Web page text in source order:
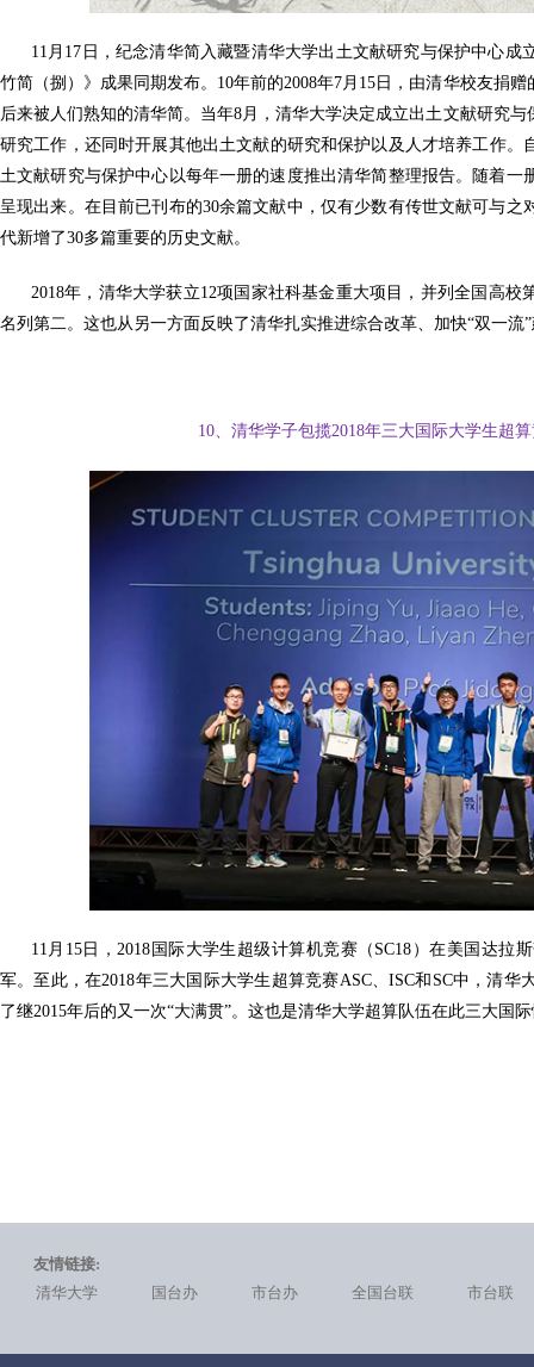
11月17日，纪念清华简入藏暨清华大学出土文献研究与保护中心
竹简（捌）》成果同期发布。10年前的2008年7月15日，由清华校友捐
后来被人们熟知的清华简。当年8月，清华大学决定成立出土文献研究
研究工作，还同时开展其他出土文献的研究和保护以及人才培养工作。
土文献研究与保护中心以每年一册的速度推出清华简整理报告。随着
呈现出来。在目前已刊布的30余篇文献中，仅有少数有传世文献可与
代新增了30多篇重要的历史文献。
2018年，清华大学获立12项国家社科基金重大项目，并列全国高校
名列第二。这也从另一方面反映了清华扎实推进综合改革、加快“双一流
10、清华学子包揽2018年三大国际大学生超
11月15日，2018国际大学生超级计算机竞赛（SC18）在美国达拉
军。至此，在2018年三大国际大学生超算竞赛ASC、ISC和SC中，清
了继2015年后的又一次“大满贯”。这也是清华大学超算队伍在此三大国
友情链接:
清华大学
国台办 市台办 全国台联 市台联